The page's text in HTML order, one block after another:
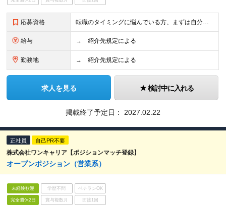
応募資格 転職のタイミングに悩んでいる方、まずは自分の選択肢を知りたい方など、まだ本格的な転職活動を始めていない方もぜひご相談ください。 【活かせる経験・スキル】 メリット3 応募書類・面接にプロのアドバ
給与 → 紹介先規定による
勤務地 → 紹介先規定による
求人を見る 検討中に入れる
掲載終了予定日： 2027.02.22
正社員 自己PR不要
株式会社ワンキャリア【ポジションマッチ登録】
オープンポジション（営業系）
未経験歓迎 学歴不問 ベテランOK
完全週休2日 賞与複数月 面接1回